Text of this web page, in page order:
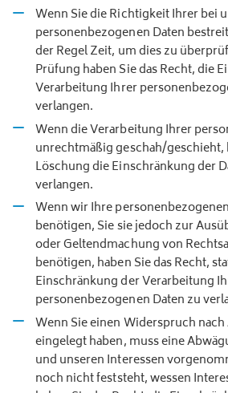
Wenn Sie die Richtigkeit Ihrer bei
personenbezogenen Daten
der Regel Zeit, um dies zu
Prüfung haben Sie das Recht, die
Verarbeitung Ihrer
verlangen.
Wenn die Verarbeitung Ihrer
unrechtmäßig geschah/geschieht,
Löschung die Einschränkung der
verlangen.
Wenn wir Ihre
benötigen, Sie sie jedoch zur
oder Geltendmachung von
benötigen, haben Sie das Recht,
Einschränkung der Verarbeitung
personenbezogenen Daten zu
Wenn Sie einen Widerspruch nach
eingelegt haben, muss eine
und unseren Interessen
noch nicht feststeht, wessen